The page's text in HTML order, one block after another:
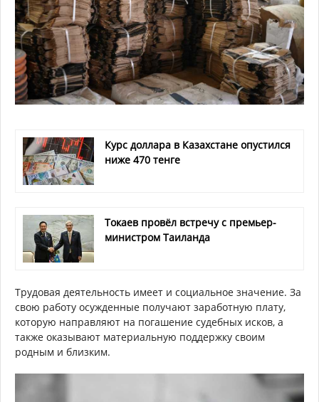
Курс доллара в Казахстане опустился
ниже 470 тенге
Токаев провёл встречу с премьер-
министром Таиланда
Трудовая деятельность имеет и социальное значение. За
свою работу осужденные получают заработную плату,
которую направляют на погашение судебных исков, а
также оказывают материальную поддержку своим
родным и близким.